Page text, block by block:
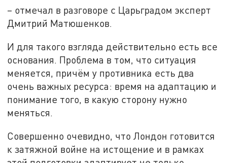
– отмечал в разговоре с Царьградом эксперт
Дмитрий Матюшенков.
И для такого взгляда действительно есть все
основания. Проблема в том, что ситуация
меняется, причём у противника есть два
очень важных ресурса: время на адаптацию и
понимание того, в какую сторону нужно
меняться.
Совершенно очевидно, что Лондон готовится
к затяжной войне на истощение и в рамках